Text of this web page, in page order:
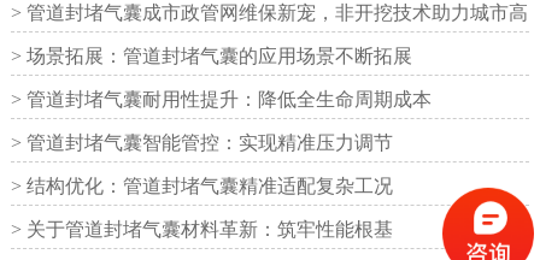
铁路盆式支座 公路盆式橡胶支座
> 管道封堵气囊成市政管网维保新宠，非开挖技术助力城市高
效运
> 场景拓展：管道封堵气囊的应用场景不断拓展
> 管道封堵气囊耐用性提升：降低全生命周期成本
> 管道封堵气囊智能管控：实现精准压力调节
> 结构优化：管道封堵气囊精准适配复杂工况
> 关于管道封堵气囊材料革新：筑牢性能根基